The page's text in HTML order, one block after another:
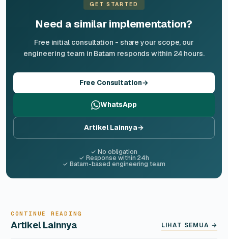
GET STARTED
Need a similar implementation?
Free initial consultation - share your scope, our
engineering team in Batam responds within 24 hours.
Free Consultation→
WhatsApp
Artikel Lainnya→
✓ No obligation
✓ Response within 24h
✓ Batam-based engineering team
CONTINUE READING
Artikel Lainnya LIHAT SEMUA →